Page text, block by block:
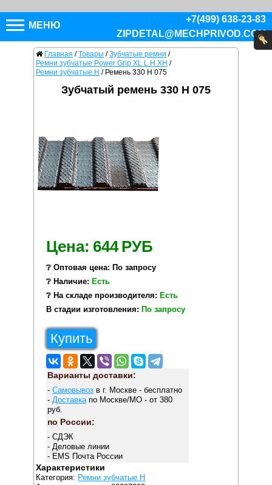
МЕНЮ
+7(499) 638-23-83
ZIPDETAL@MECHPRIVOD.COM
Главная / Товары / Зубчатые ремни /
Ремни зубчатые Power Grip XL L H XH /
Ремни зубчатые H / Ремень 330 H 075
Зубчатый ремень 330 H 075
Цена: 644 РУБ
❔ Оптовая цена: По запросу
❔ Наличие: Есть
❔ На складе производителя: Есть
В стадии изготовления: По запросу
Купить
Варианты доставки:
- Самовывозв г. Москве - бесплатно
- Доставкапо Москве/МО - от 380
руб.
по России:
- СДЭК
- Деловые линии
- EMS Почта России
Характеристики
Категория: Ремни зубчатые H